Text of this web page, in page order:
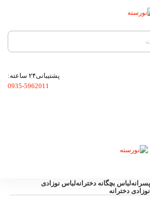
پشتیبانی۲۴ ساعته:
0935-5962011
لباس بچگانه دخترانهلباس نوزادی
دخترانه